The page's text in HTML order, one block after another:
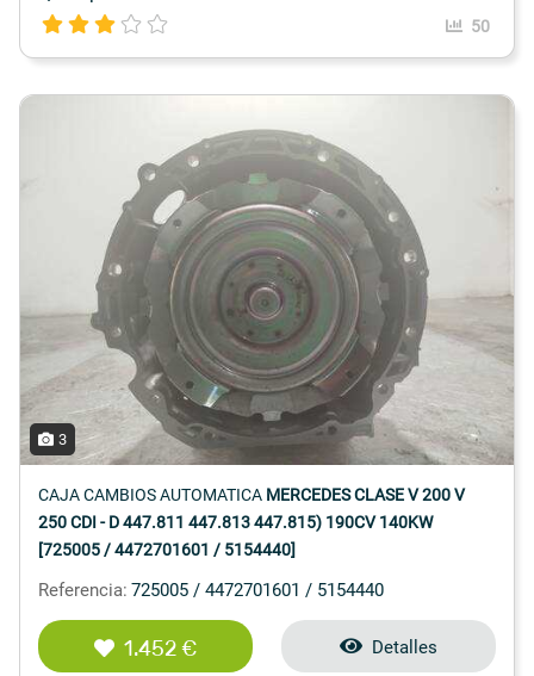
50
3
CAJA CAMBIOS AUTOMATICA MERCEDES CLASE V 200 V
250 CDI - D 447.811 447.813 447.815) 190CV 140KW
[725005 / 4472701601 / 5154440]
Referencia: 725005 / 4472701601 / 5154440
1.452 € Detalles